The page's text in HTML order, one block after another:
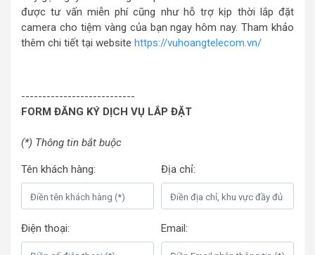
được tư vấn miễn phí cũng như hỗ trợ kịp thời lắp đặt
camera cho tiệm vàng của bạn ngay hôm nay. Tham khảo
thêm chi tiết tại website https://vuhoangtelecom.vn/
---------------------------
FORM ĐĂNG KÝ DỊCH VỤ LẮP ĐẶT
(*) Thông tin bắt buộc
Tên khách hàng: Địa chỉ:
Điện thoại: Email: